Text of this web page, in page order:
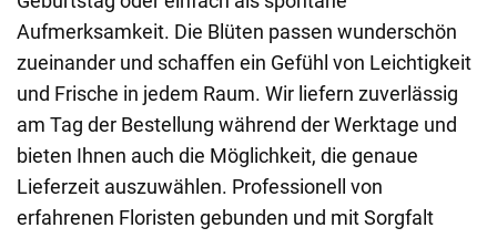
Aufmerksamkeit. Die Blüten passen wunderschön
zueinander und schaffen ein Gefühl von Leichtigkeit
und Frische in jedem Raum. Wir liefern zuverlässig
am Tag der Bestellung während der Werktage und
bieten Ihnen auch die Möglichkeit, die genaue
Lieferzeit auszuwählen. Professionell von
erfahrenen Floristen gebunden und mit Sorgfalt